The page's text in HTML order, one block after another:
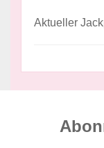
Aktueller